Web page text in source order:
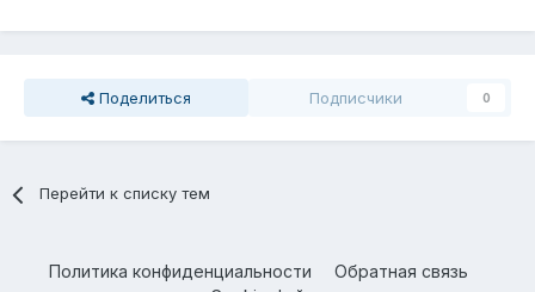
Поделиться Подписчики 0
Перейти к списку тем
Политика конфиденциальности
Обратная связь